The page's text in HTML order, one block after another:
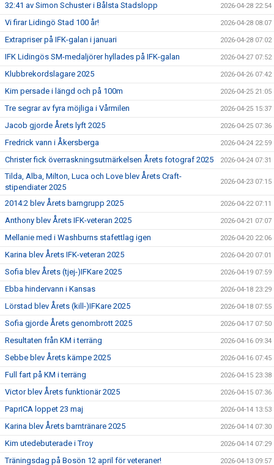
32:41 av Simon Schuster i Bålsta Stadslopp 2026-04-28 22:54
Vi firar Lidingö Stad 100 år! 2026-04-28 08:07
Extrapriser på IFK-galan i januari 2026-04-28 07:02
IFK Lidingös SM-medaljörer hyllades på IFK-galan 2026-04-27 07:52
Klubbrekordslagare 2025 2026-04-26 07:42
Kim persade i längd och på 100m 2026-04-25 21:05
Tre segrar av fyra möjliga i Vårmilen 2026-04-25 15:37
Jacob gjorde Årets lyft 2025 2026-04-25 07:36
Fredrick vann i Åkersberga 2026-04-24 22:59
Christer fick överraskningsutmärkelsen Årets fotograf 2025 2026-04-24 07:31
Tilda, Alba, Milton, Luca och Love blev Årets Craft-
stipendiater 2025
2026-04-23 07:15
2014:2 blev Årets barngrupp 2025 2026-04-22 07:11
Anthony blev Årets IFK-veteran 2025 2026-04-21 07:07
Mellanie med i Washburns stafettlag igen 2026-04-20 22:06
Karina blev Årets IFK-veteran 2025 2026-04-20 07:01
Sofia blev Årets (tjej-)IFKare 2025 2026-04-19 07:59
Ebba hindervann i Kansas 2026-04-18 23:29
Lörstad blev Årets (kill-)IFKare 2025 2026-04-18 07:55
Sofia gjorde Årets genombrott 2025 2026-04-17 07:50
Resultaten från KM i terräng 2026-04-16 09:34
Sebbe blev Årets kämpe 2025 2026-04-16 07:45
Full fart på KM i terräng 2026-04-15 23:38
Victor blev Årets funktionär 2025 2026-04-15 07:36
PaprICA loppet 23 maj 2026-04-14 13:53
Karina blev Årets barntränare 2025 2026-04-14 07:30
Kim utedebuterade i Troy 2026-04-14 07:29
Träningsdag på Bosön 12 april för veteraner! 2026-04-13 09:57